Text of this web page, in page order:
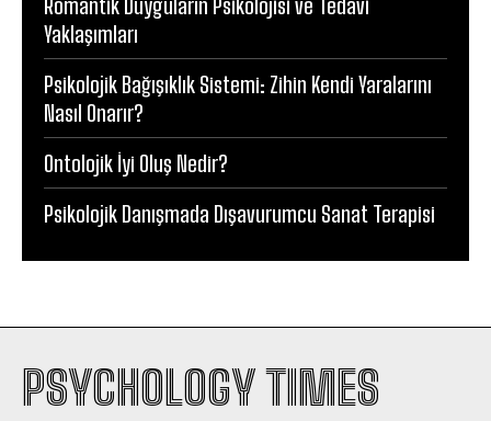
Yaklaşımları
Psikolojik Bağışıklık Sistemi: Zihin Kendi Yaralarını
Nasıl Onarır?
Ontolojik İyi Oluş Nedir?
Psikolojik Danışmada Dışavurumcu Sanat Terapisi
PSYCHOLOGY TIMES